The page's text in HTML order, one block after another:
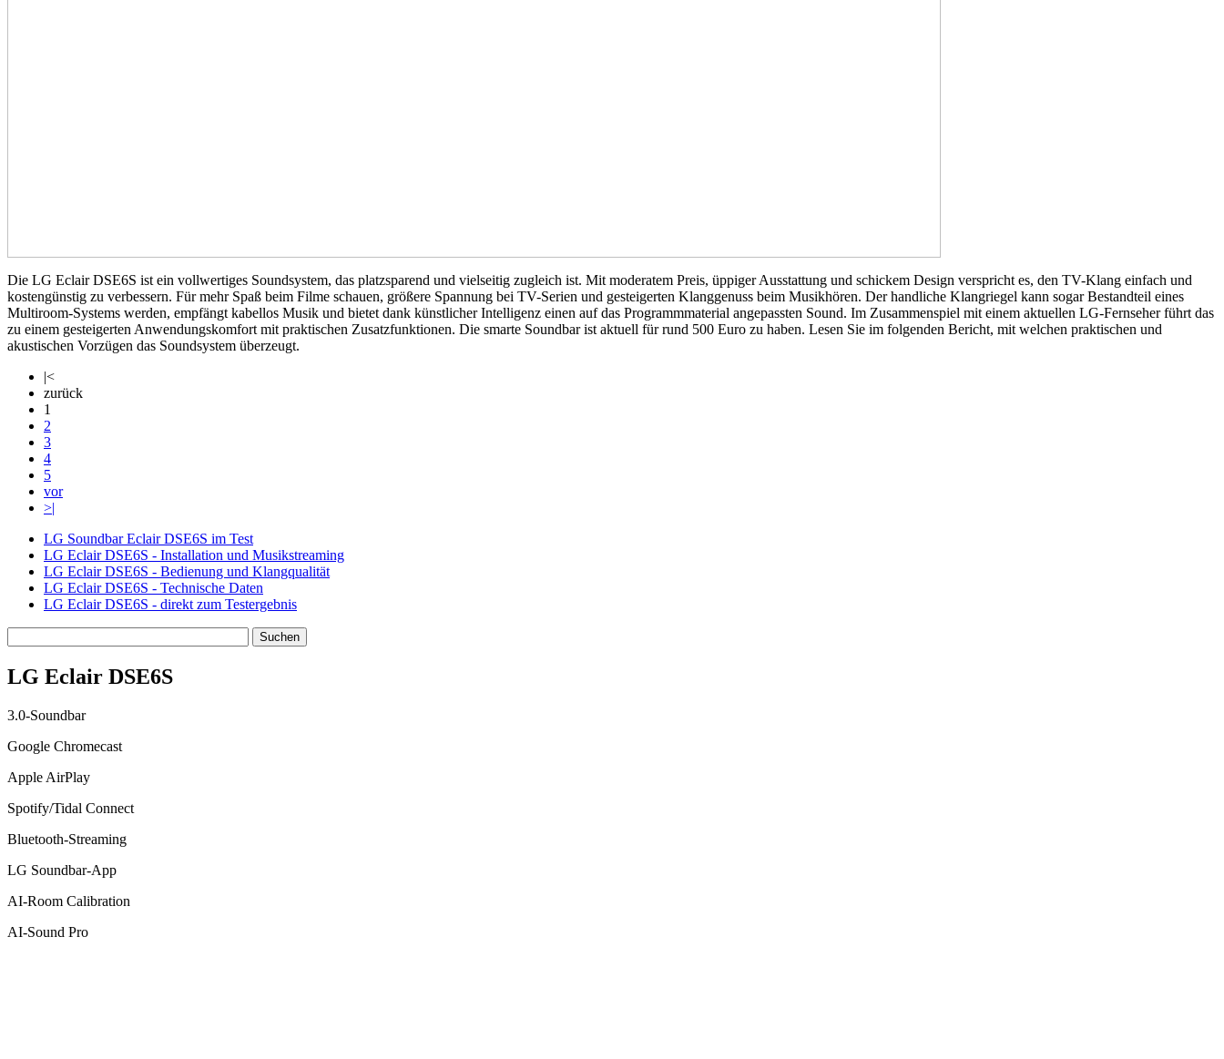
Die LG Eclair DSE6S ist ein vollwertiges Soundsystem, das platzsparend und vielseitig zugleich ist. Mit moderatem Preis, üppiger Ausstattung und schickem Design verspricht es, den TV-Klang einfach und
kostengünstig zu verbessern. Für mehr Spaß beim Filme schauen, größere Spannung bei TV-Serien und gesteigerten Klanggenuss beim Musikhören. Der handliche Klangriegel kann sogar Bestandteil eines
Multiroom-Systems werden, empfängt kabellos Musik und bietet dank künstlicher Intelligenz einen auf das Programmmaterial angepassten Sound. Im Zusammenspiel mit einem aktuellen LG-Fernseher führt das
zu einem gesteigerten Anwendungskomfort mit praktischen Zusatzfunktionen. Die smarte Soundbar ist aktuell für rund 500 Euro zu haben. Lesen Sie im folgenden Bericht, mit welchen praktischen und
akustischen Vorzügen das Soundsystem überzeugt.
|<
zurück
1
2
3
4
5
vor
>|
LG Soundbar Eclair DSE6S im Test
LG Eclair DSE6S - Installation und Musikstreaming
LG Eclair DSE6S - Bedienung und Klangqualität
LG Eclair DSE6S - Technische Daten
LG Eclair DSE6S - direkt zum Testergebnis
LG Eclair DSE6S
3.0-Soundbar
Google Chromecast
Apple AirPlay
Spotify/Tidal Connect
Bluetooth-Streaming
LG Soundbar-App
AI-Room Calibration
AI-Sound Pro